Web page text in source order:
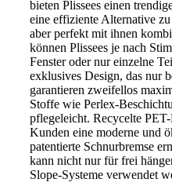
bieten Plissees einen
eine effiziente Alternative
aber perfekt mit ihnen
können Plissees je nach
Fenster oder nur einzelne
exklusives Design, das nur
garantieren zweifellos
Stoffe wie Perlex-
pflegeleicht. Recycelte
Kunden eine moderne und
patentierte Schnurbremse
kann nicht nur für frei
Slope-Systeme verwendet